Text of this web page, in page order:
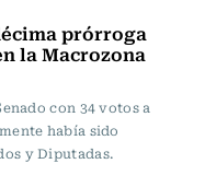
prórroga
la Macrozona
con 34 votos a
había sido
y Diputadas.